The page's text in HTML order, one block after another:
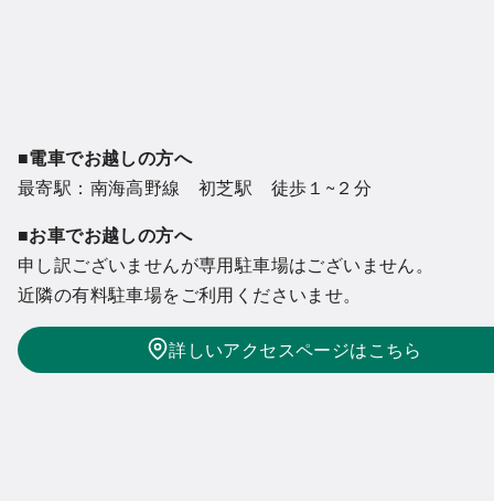
■電車でお越しの方へ
最寄駅：南海高野線 初芝駅 徒歩１~２分
■お車でお越しの方へ
申し訳ございませんが専用駐車場はございません。
近隣の有料駐車場をご利用くださいませ。
詳しいアクセスページはこちら